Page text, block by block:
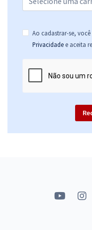
Ao cadastrar-se,
Privacidade e aceita